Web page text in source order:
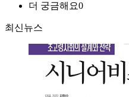
더 궁금해요0
최신뉴스